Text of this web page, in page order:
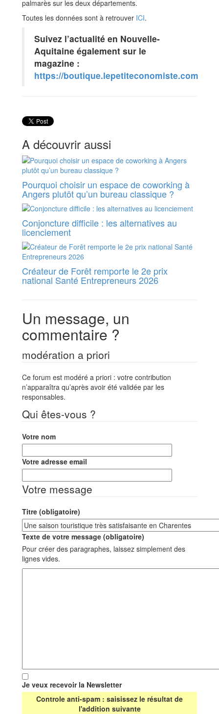
palmarès sur les deux départements.
Toutes les données sont à retrouver ICI.
Suivez l’actualité en Nouvelle-
Aquitaine également sur le
magazine :
https://boutique.lepetiteconomiste.com
A découvrir aussi
Pourquoi choisir un espace de coworking à
Angers plutôt qu’un bureau classique ?
Conjoncture difficile : les alternatives au
licenciement
Créateur de Forêt remporte le 2e prix
national Santé Entrepreneurs 2026
Un message, un
commentaire ?
modération a priori
Ce forum est modéré a priori : votre contribution
n’apparaîtra qu’après avoir été validée par les
responsables.
Qui êtes-vous ?
Votre nom
Votre adresse email
Votre message
Titre (obligatoire)
Texte de votre message (obligatoire)
Pour créer des paragraphes, laissez simplement des
lignes vides.
Je veux recevoir la Newsletter
Controle anti-spam : saisissez le résultat de
l'addition suivante